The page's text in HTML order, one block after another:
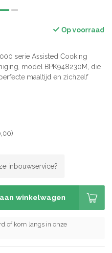
Op voorraad
serie Assisted Cooking
model BPK948230M, die
maaltijd en zichzelf
inbouwservice?
winkelwagen
of kom langs in onze